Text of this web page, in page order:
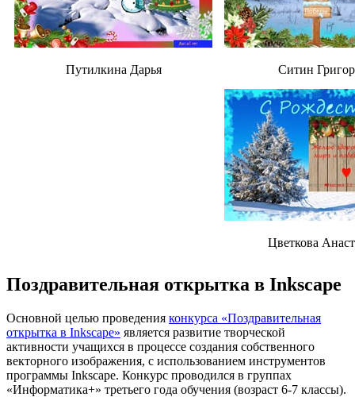
Путилкина Дарья Ситин
Цветкова
Поздравительная открытка в Inkscape
Основной целью проведения конкурса «Поздравительная
открытка в Inksсape» является развитие творческой
активности учащихся в процессе создания собственного
векторного изображения, с использованием инструментов
программы Inkscape. Конкурс проводился в группах
«Информатика+» третьего года обучения (возраст 6-7 классы).